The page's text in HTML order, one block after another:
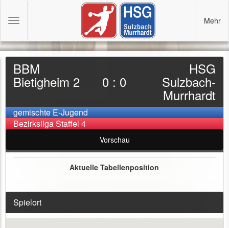
BBM
Bietigheim 2 0 : 0
HSG
Sulzbach-
Murrhardt
gemischte E-Jugend
Bezirksliga Staffel 4
Vorschau
Aktuelle Tabellenposition
Spielort
Toggle
Mehr